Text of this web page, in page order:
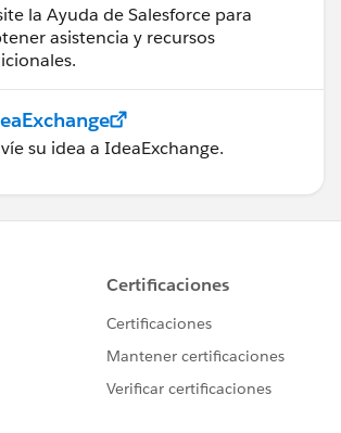
la Ayuda de Salesforce para
asistencia y recursos
su idea a IdeaExchange.